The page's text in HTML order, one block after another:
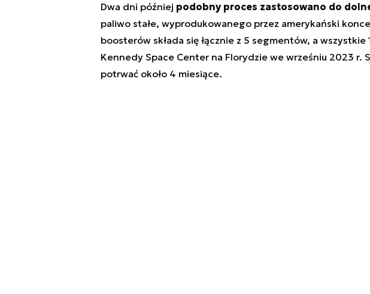
Dwa dni później podobny proces zastosowano do
paliwo stałe, wyprodukowanego przez amerykański
boosterów składa się łącznie z 5 segmentów, a
Kennedy Space Center na Florydzie we wrześniu 2023 r.
potrwać około 4 miesiące.